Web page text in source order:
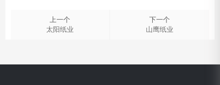
上一个
太阳纸业
下一个
山鹰纸业